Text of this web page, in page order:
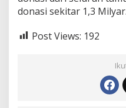
donasi sekitar 1,3 Milyar.
Post Views: 192